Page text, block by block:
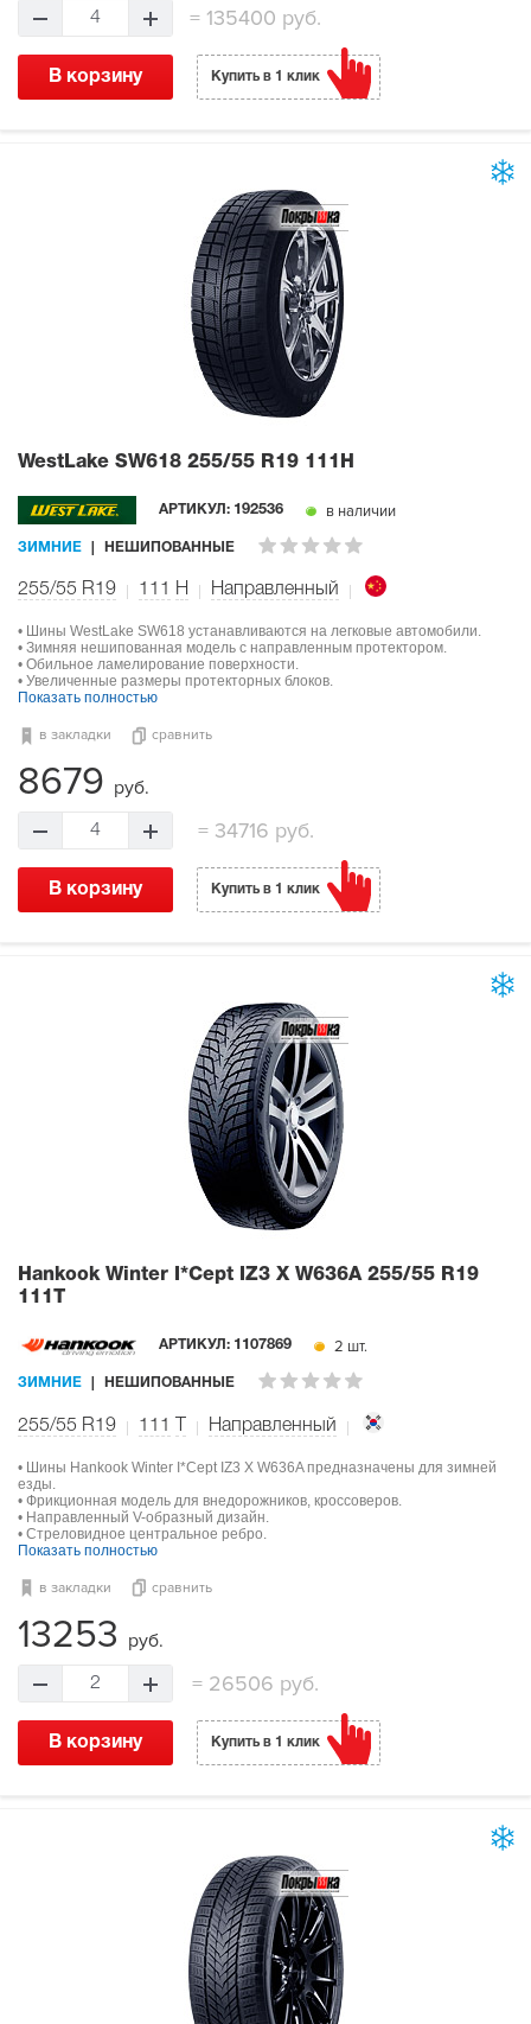
4 = 135400 руб.
В корзину Купить в 1 клик
WestLake SW618 255/55 R19 111H
АРТИКУЛ: 192536 в наличии
ЗИМНИЕ НЕШИПОВАННЫЕ
255/55 R19 111 H Направленный
• Шины WestLake SW618 устанавливаются на легковые автомобили.
• Зимняя нешипованная модель с направленным протектором.
• Обильное ламелирование поверхности.
• Увеличенные размеры протекторных блоков.
Показать полностью
в закладки сравнить
8679 руб.
4 =34716 руб.
В корзину Купить в 1 клик
Hankook Winter I*Cept IZ3 X W636A 255/55 R19
111T
АРТИКУЛ: 1107869 2 шт.
ЗИМНИЕ НЕШИПОВАННЫЕ
255/55 R19 111 Направленный
• Шины Hankook Winter I*Cept IZ3 X W636A предназначены для зимней
езды.
• Фрикционная модель для внедорожников, кроссоверов.
• Направленный V-образный дизайн.
• Стреловидное центральное ребро.
Показать полностью
в закладки сравнить
13253 руб.
2 = 26506 руб.
В корзину Купить в 1 клик